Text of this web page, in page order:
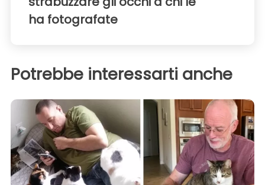
ha fotografate
Potrebbe interessarti anche